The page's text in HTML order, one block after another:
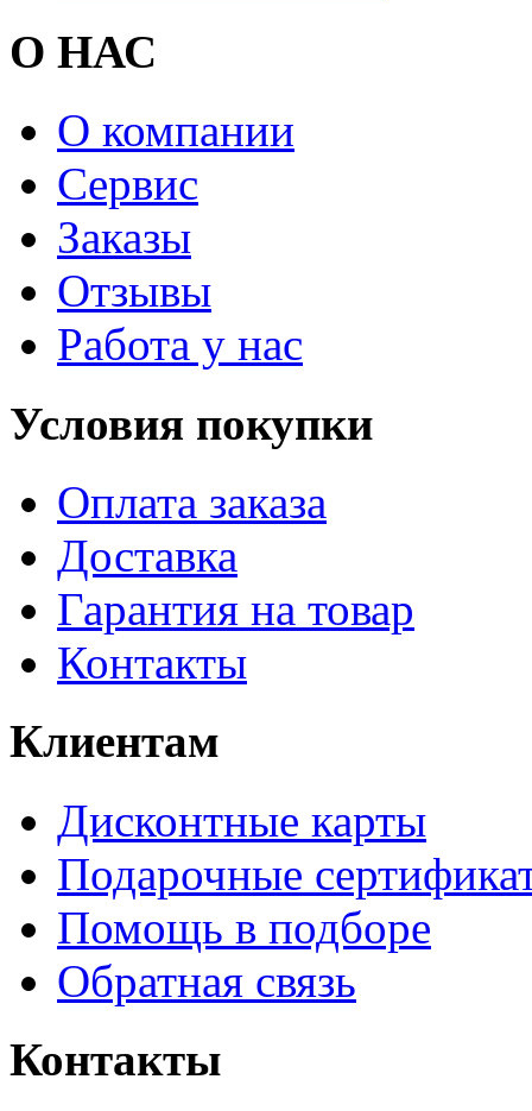
О НАС
О компании
Сервис
Заказы
Отзывы
Работа у нас
Условия покупки
Оплата заказа
Доставка
Гарантия на товар
Контакты
Клиентам
Дисконтные карты
Подарочные
Помощь в подборе
Обратная связь
Контакты